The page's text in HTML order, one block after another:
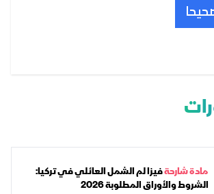
مادة شارحةفيزا لم الشمل العائلي في تركيا:
الشروط والأوراق المطلوبة 2026